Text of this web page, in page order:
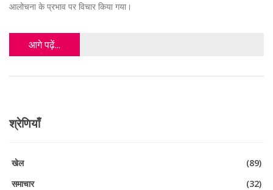
आलोचना के प्रभाव पर विचार किया गया।
आगे पढ़ें...
श्रेणियाँ
खेल
(89)
समाचार
(32)